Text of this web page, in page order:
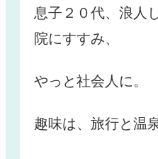
息子２０代、浪人
院にすすみ、
やっと社会人に。
趣味は、旅行と温